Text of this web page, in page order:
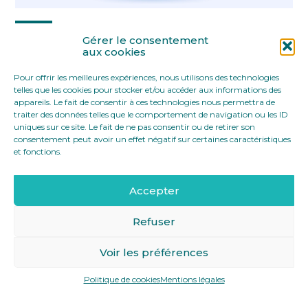
Gérer le consentement
aux cookies
Pour offrir les meilleures expériences, nous utilisons des technologies
telles que les cookies pour stocker et/ou accéder aux informations des
appareils. Le fait de consentir à ces technologies nous permettra de
traiter des données telles que le comportement de navigation ou les ID
uniques sur ce site. Le fait de ne pas consentir ou de retirer son
consentement peut avoir un effet négatif sur certaines caractéristiques
et fonctions.
Accepter
Refuser
Voir les préférences
Politique de cookiesMentions légales
FaceBook
TwitterLinkedIn
MENTIONS LÉGALES
Conception et réalisationClasse 7